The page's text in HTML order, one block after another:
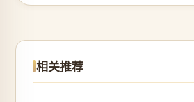
相关推荐